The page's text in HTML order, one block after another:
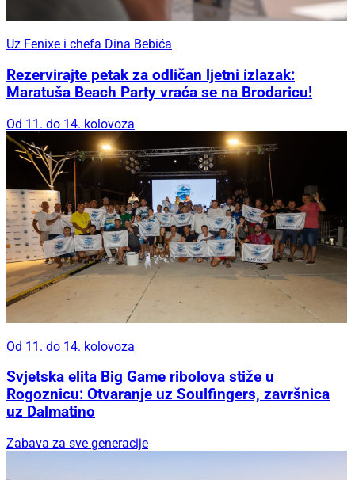
Uz Fenixe i chefa Dina Bebića
Rezervirajte petak za odličan ljetni izlazak:
Maratuša Beach Party vraća se na Brodaricu!
Od 11. do 14. kolovoza
Od 11. do 14. kolovoza
Svjetska elita Big Game ribolova stiže u
Rogoznicu: Otvaranje uz Soulfingers, završnica
uz Dalmatino
Zabava za sve generacije